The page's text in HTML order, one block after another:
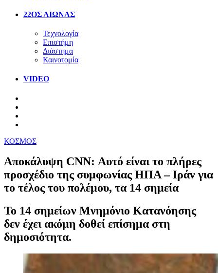
22ΟΣ ΑΙΩΝΑΣ
Τεχνολογία
Επιστήμη
Διάστημα
Καινοτομία
VIDEO
ΚΟΣΜΟΣ
Αποκάλυψη CNN: Αυτό είναι το πλήρες
προσχέδιο της συμφωνίας ΗΠΑ – Ιράν για
το τέλος του πολέμου, τα 14 σημεία
Το 14 σημείων Μνημόνιο Κατανόησης
δεν έχει ακόμη δοθεί επίσημα στη
δημοσιότητα.